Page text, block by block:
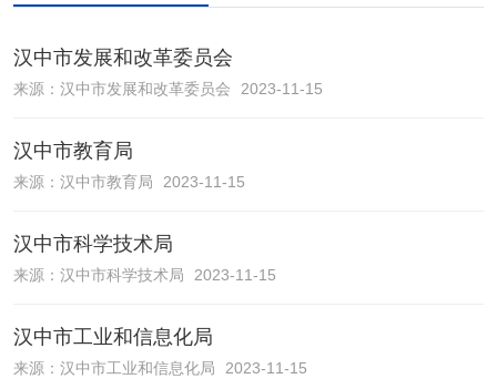
汉中市发展和改革委员会
来源： 汉中市发展和改革委员会 2023-11-15
汉中市教育局
来源： 汉中市教育局 2023-11-15
汉中市科学技术局
来源： 汉中市科学技术局 2023-11-15
汉中市工业和信息化局
来源： 汉中市工业和信息化局 2023-11-15